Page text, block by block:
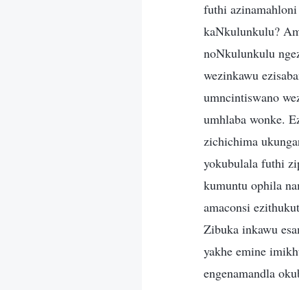
futhi
kaNkulunkulu?
noNkulunkulu
wezinkawu
umncintiswano
umhlaba wonke.
zichichima
yokubulala futhi
kumuntu ophila
amaconsi
Zibuka inkawu
yakhe emine
engenamandla